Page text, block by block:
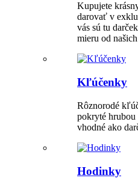
Kupujete
darovať v
vás sú tu
mieru od
Kľúčenky
Rôznorodé
pokryté hrubou
vhodné ako
Hodinky